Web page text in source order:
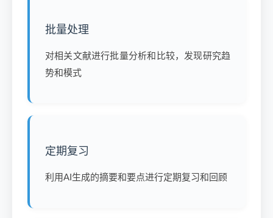
批量处理
对相关文献进行批量分析和比较，发现研究趋
势和模式
定期复习
利用AI生成的摘要和要点进行定期复习和回顾